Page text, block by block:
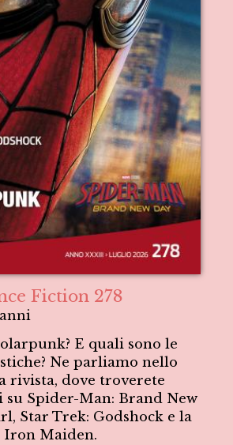
Fiction 278
E quali sono le
Ne parliamo nello
rivista, dove troverete
su Spider-Man: Brand New
Star Trek: Godshock e la
Iron Maiden.